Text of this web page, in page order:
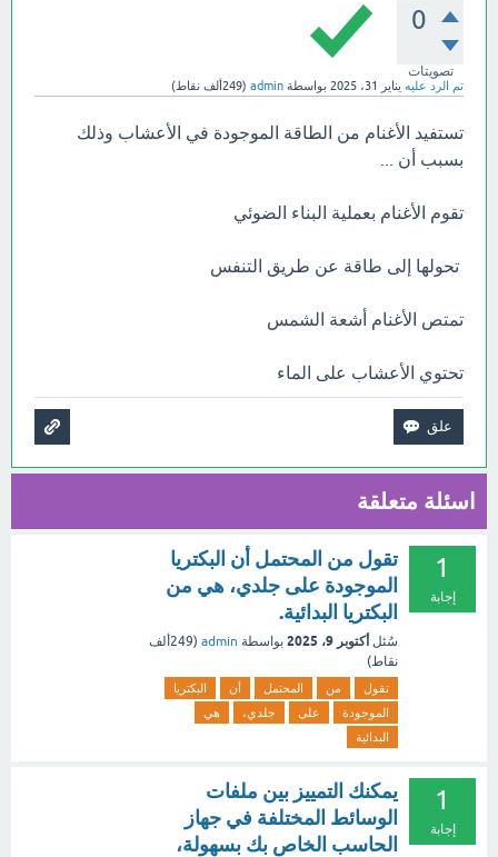
0
تصويتات
تم الرد عليه يناير 31، 2025 بواسطة admin
(249ألف نقاط)
تستفيد الأغنام من الطاقة الموجودة في الأعشاب وذلك
بسبب أن ...
تقوم الأغنام بعملية البناء الضوئي
تحولها إلى طاقة عن طريق التنفس
تمتص الأغنام أشعة الشمس
تحتوي الأعشاب على الماء
اسئلة متعلقة
1
إجابة
تقول من المحتمل أن البكتريا
الموجودة على جلدي، هي من
البكتريا البدائية.
سُئل أكتوبر 9، 2025 بواسطة admin
(249ألف
نقاط)
تقول من المحتمل أن
البكتريا
الموجودة
على جلدي،
هي
البدائية
1
إجابة
يمكنك التمييز بين ملفات
الوسائط المختلفة في جهاز
الحاسب الخاص بك بسهولة،